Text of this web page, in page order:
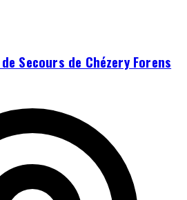
Secours de Chézery Forens